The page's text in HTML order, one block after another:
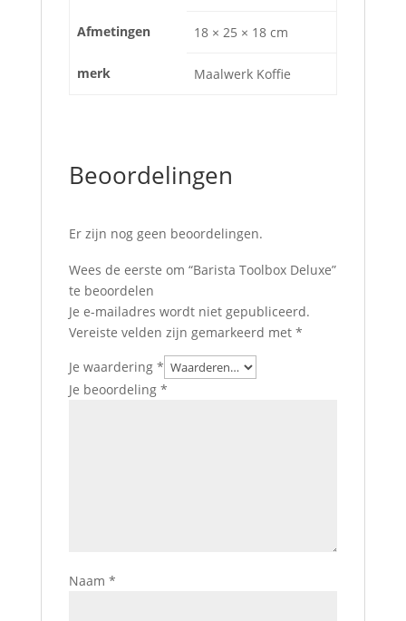
Afmetingen 18 × 25 × 18 cm
merk Maalwerk Koffie
Beoordelingen
Er zijn nog geen beoordelingen.
Wees de eerste om “Barista Toolbox Deluxe”
te beoordelen
Je e-mailadres wordt niet gepubliceerd.
Vereiste velden zijn gemarkeerd met *
Je waardering *
Je beoordeling *
Naam *